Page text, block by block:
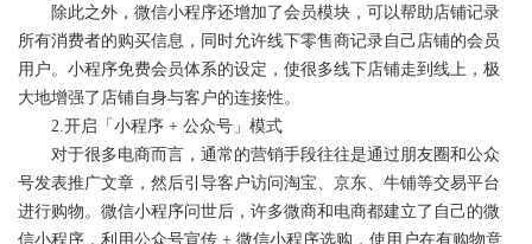
除此之外，微信小程序还增加了会员模块，可以帮助店铺记录
所有消费者的购买信息，同时允许线下零售商记录自己店铺的会员
用户。小程序免费会员体系的设定，使很多线下店铺走到线上，极
大地增强了店铺自身与客户的连接性。
2.开启「小程序 + 公众号」模式
对于很多电商而言，通常的营销手段往往是通过朋友圈和公众
号发表推广文章，然后引导客户访问淘宝、京东、牛铺等交易平台
进行购物。微信小程序问世后，许多微商和电商都建立了自己的微
信小程序，利用公众号宣传 + 微信小程序选购，使用户在有购物意